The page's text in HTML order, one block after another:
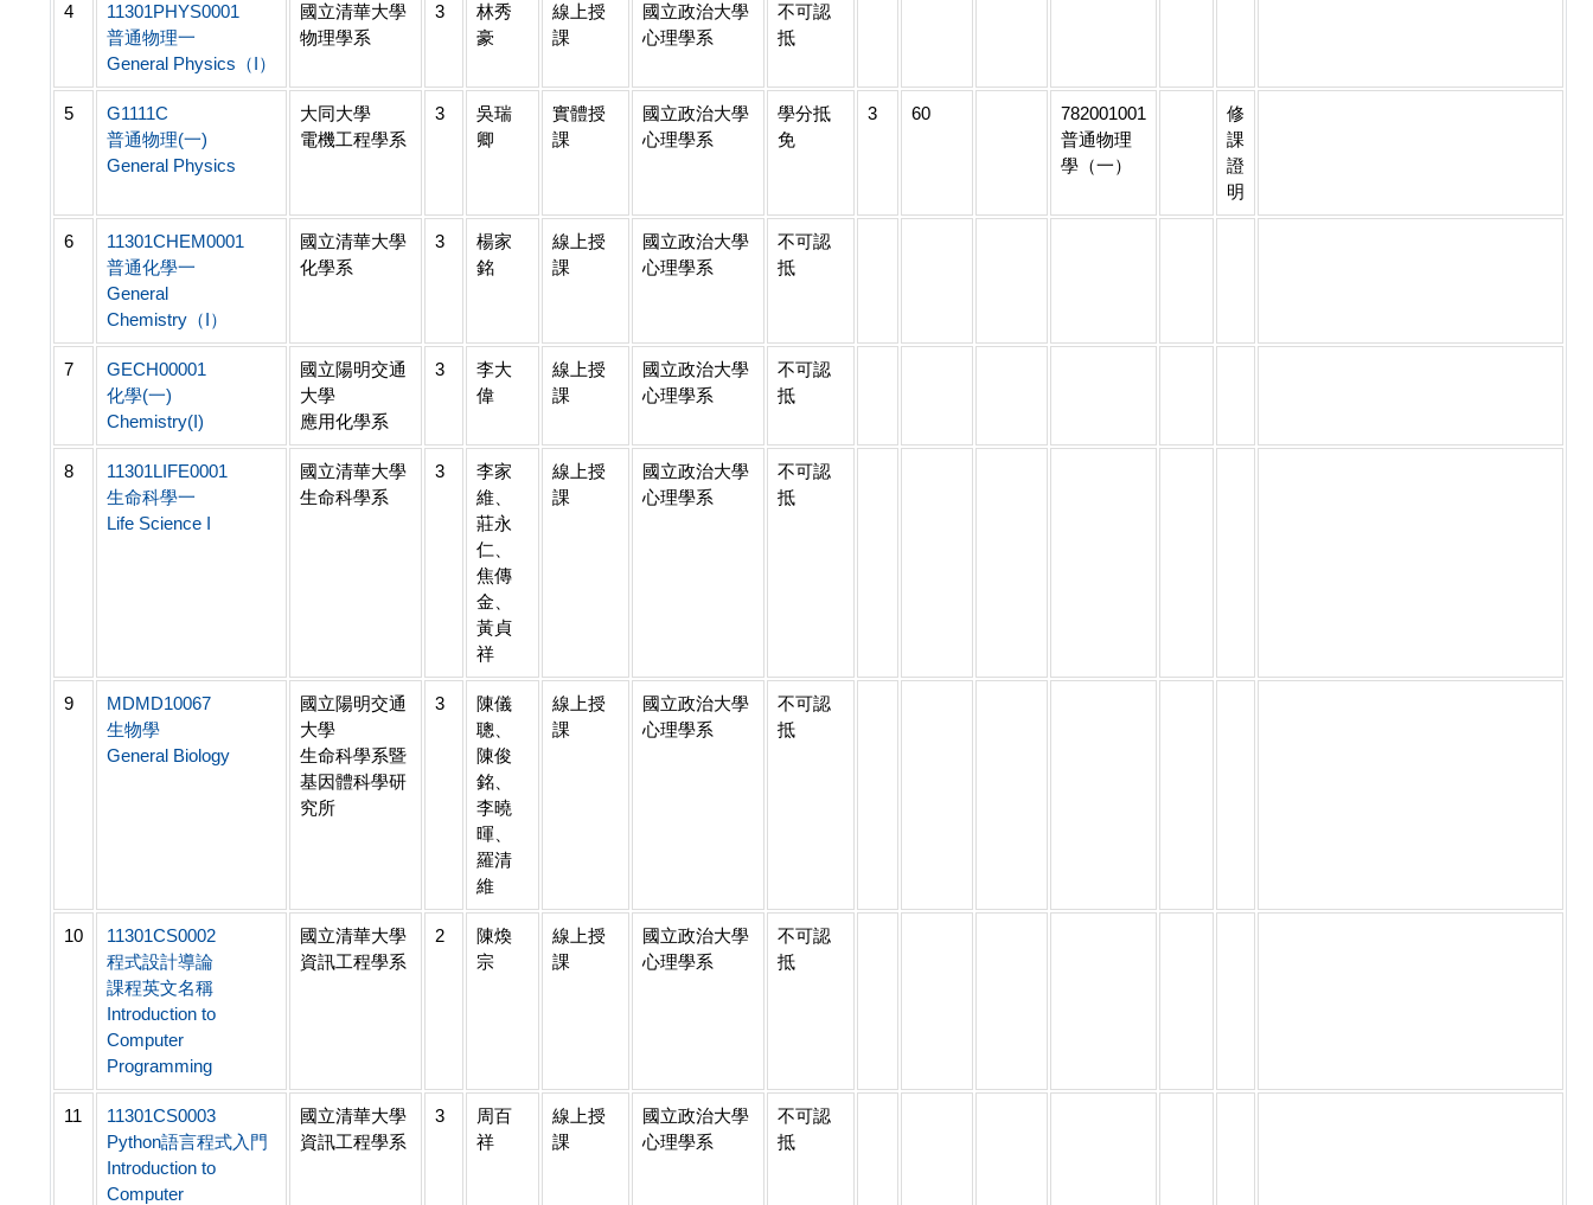
4
11301PHYS0001
普通物理一
General Physics（I）
國立清華大學
物理學系
3
林秀
豪
線上授
課
國立政治大學
心理學系
不可認
抵
5
G1111C
普通物理(一)
General Physics
大同大學
電機工程學系
3
吳瑞
卿
實體授
課
國立政治大學
心理學系
學分抵
免
3 60
782001001
普通物理
學（一）
修
課
證
明
6
11301CHEM0001
普通化學一
General
Chemistry（I）
國立清華大學
化學系
3
楊家
銘
線上授
課
國立政治大學
心理學系
不可認
抵
7
GECH00001
化學(一)
Chemistry(I)
國立陽明交通
大學
應用化學系
3
李大
偉
線上授
課
國立政治大學
心理學系
不可認
抵
8
11301LIFE0001
生命科學一
Life Science I
國立清華大學
生命科學系
3
李家
維、
莊永
仁、
焦傳
金、
黃貞
祥
線上授
課
國立政治大學
心理學系
不可認
抵
9
MDMD10067
生物學
General Biology
國立陽明交通
大學
生命科學系暨
基因體科學研
究所
3
陳儀
聰、
陳俊
銘、
李曉
暉、
羅清
維
線上授
課
國立政治大學
心理學系
不可認
抵
10
11301CS0002
程式設計導論
課程英文名稱
Introduction to
Computer
Programming
國立清華大學
資訊工程學系
2
陳煥
宗
線上授
課
國立政治大學
心理學系
不可認
抵
11
11301CS0003
Python語言程式入門
Introduction to
Computer
國立清華大學
資訊工程學系
3
周百
祥
線上授
課
國立政治大學
心理學系
不可認
抵